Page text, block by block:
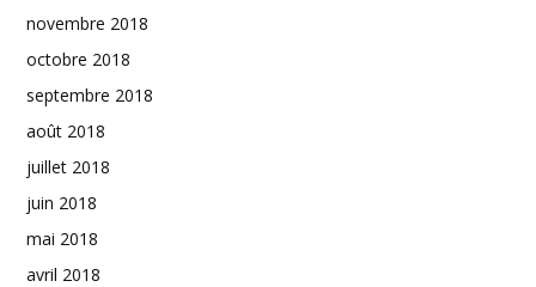
novembre 2018
octobre 2018
septembre 2018
août 2018
juillet 2018
juin 2018
mai 2018
avril 2018